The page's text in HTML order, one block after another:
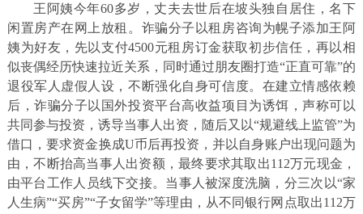
王阿姨今年60多岁，丈夫去世后在坡头独自居住，名下
闲置房产在网上放租。诈骗分子以租房咨询为幌子添加王阿
姨为好友，先以支付4500元租房订金获取初步信任，再以相
似丧偶经历快速拉近关系，同时通过朋友圈打造“正直可靠”的
退役军人虚假人设，不断强化自身可信度。在建立情感依赖
后，诈骗分子以国外投资平台高收益项目为诱饵，声称可以
共同参与投资，诱导当事人出资，随后又以“规避线上监管”为
借口，要求资金换成U币后再投资，并以自身账户出现问题为
由，不断抬高当事人出资额，最终要求其取出112万元现金，
由平台工作人员线下交接。当事人被深度洗脑，分三次以“家
人生病”“买房”“子女留学”等理由，从不同银行网点取出112万